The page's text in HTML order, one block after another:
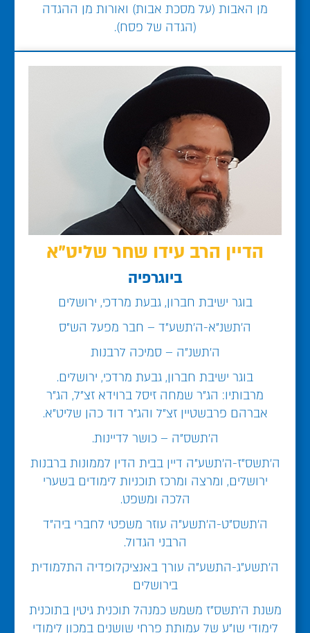
מן האבות (על מסכת אבות) ואורות מן ההגדה
(הגדה של פסח).
הדיין הרב עידו שחר שליט"א
ביוגרפיה
בוגר ישיבת חברון, גבעת מרדכי, ירושלים
ה'תשנ"א-ה'תשע"ד – חבר מפעל הש"ס
ה'תשנ"ה – סמיכה לרבנות
בוגר ישיבת חברון, גבעת מרדכי, ירושלים.
מרבותיו: הג"ר שמחה זיסל ברוידא זצ"ל, הג"ר
אברהם פרבשטיין זצ"ל והג"ר דוד כהן שליט"א.
ה'תשס"ה – כושר לדיינות.
ה'תשס"ז-ה'תשע"ה דיין בבית הדין לממונות ברבנות
ירושלים, ומרצה ומרכז תוכניות לימודים בשערי
הלכה ומשפט.
ה'תשס"ט-ה'תשע"ה עוזר משפטי לחברי ביה"ד
הרבני הגדול.
ה'תשע"ג-התשע"ה עורך באנציקלופדיה התלמודית
בירושלים
משנת ה'תשס"ז משמש כמנהל תוכנית גיטין בתוכנית
לימודי שו"ע של עמותת פרחי שושנים במכון לימודי